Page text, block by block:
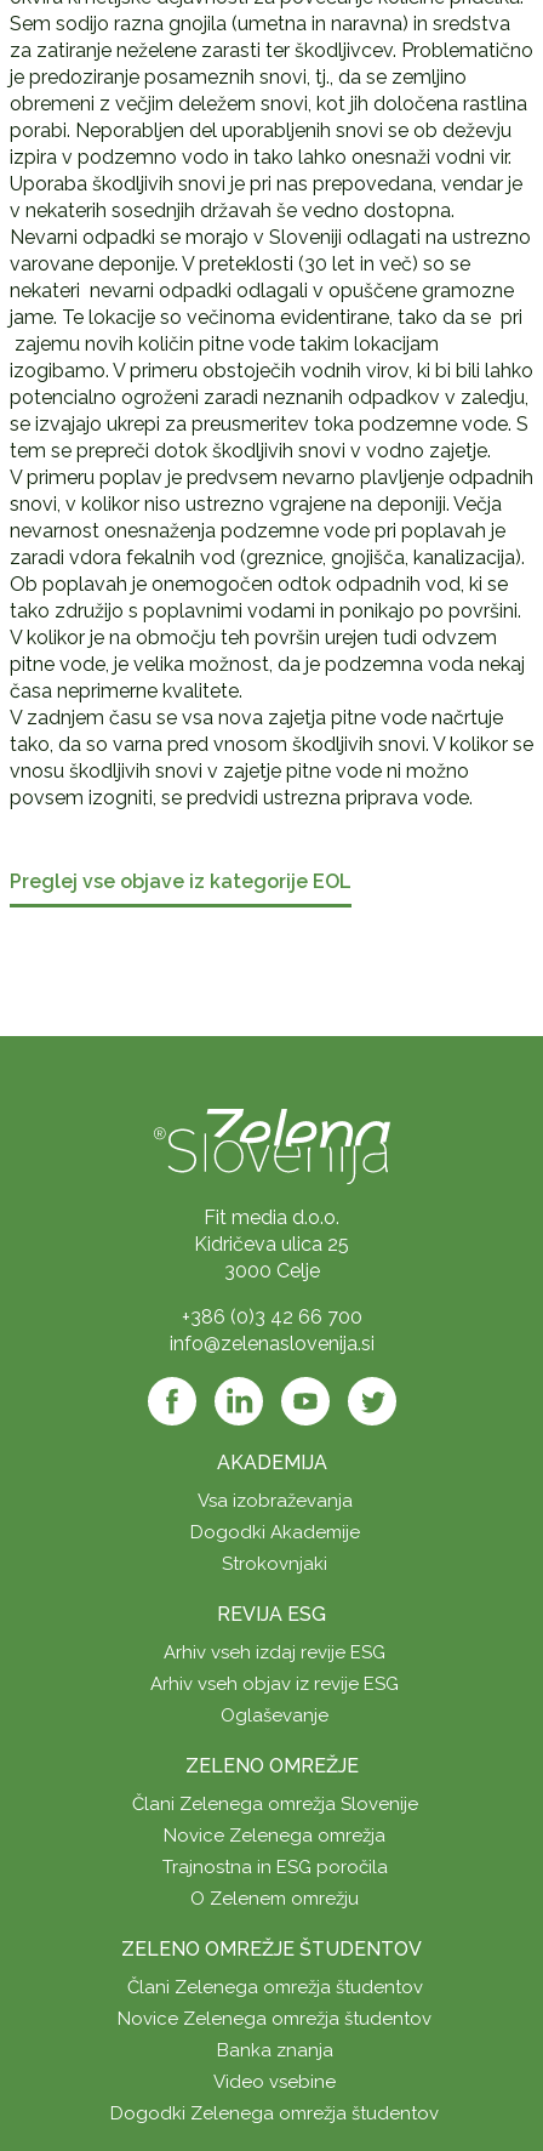
Sem sodijo razna gnojila (umetna in naravna) in sredstva
za zatiranje neželene zarasti ter škodljivcev. Problematično
je predoziranje posameznih snovi, tj., da se zemljino
obremeni z večjim deležem snovi, kot jih določena rastlina
porabi. Neporabljen del uporabljenih snovi se ob deževju
izpira v podzemno vodo in tako lahko onesnaži vodni vir.
Uporaba škodljivih snovi je pri nas prepovedana, vendar je
v nekaterih sosednjih državah še vedno dostopna.
Nevarni odpadki se morajo v Sloveniji odlagati na ustrezno
varovane deponije. V preteklosti (30 let in več) so se
nekateri nevarni odpadki odlagali v opuščene gramozne
jame. Te lokacije so večinoma evidentirane, tako da se pri
zajemu novih količin pitne vode takim lokacijam
izogibamo. V primeru obstoječih vodnih virov, ki bi bili lahko
potencialno ogroženi zaradi neznanih odpadkov v zaledju,
se izvajajo ukrepi za preusmeritev toka podzemne vode. S
tem se prepreči dotok škodljivih snovi v vodno zajetje.
V primeru poplav je predvsem nevarno plavljenje odpadnih
snovi, v kolikor niso ustrezno vgrajene na deponiji. Večja
nevarnost onesnaženja podzemne vode pri poplavah je
zaradi vdora fekalnih vod (greznice, gnojišča, kanalizacija).
Ob poplavah je onemogočen odtok odpadnih vod, ki se
tako združijo s poplavnimi vodami in ponikajo po površini.
V kolikor je na območju teh površin urejen tudi odvzem
pitne vode, je velika možnost, da je podzemna voda nekaj
časa neprimerne kvalitete.
V zadnjem času se vsa nova zajetja pitne vode načrtuje
tako, da so varna pred vnosom škodljivih snovi. V kolikor se
vnosu škodljivih snovi v zajetje pitne vode ni možno
povsem izogniti, se predvidi ustrezna priprava vode.
Preglej vse objave iz kategorije EOL
Fit media d.o.o.
Kidričeva ulica 25
3000 Celje
+386 (0)3 42 66 700
info@zelenaslovenija.si
AKADEMIJA
Vsa izobraževanja
Dogodki Akademije
Strokovnjaki
REVIJA ESG
Arhiv vseh izdaj revije ESG
Arhiv vseh objav iz revije ESG
Oglaševanje
ZELENO OMREŽJE
Člani Zelenega omrežja Slovenije
Novice Zelenega omrežja
Trajnostna in ESG poročila
O Zelenem omrežju
ZELENO OMREŽJE ŠTUDENTOV
Člani Zelenega omrežja študentov
Novice Zelenega omrežja študentov
Banka znanja
Video vsebine
Dogodki Zelenega omrežja študentov